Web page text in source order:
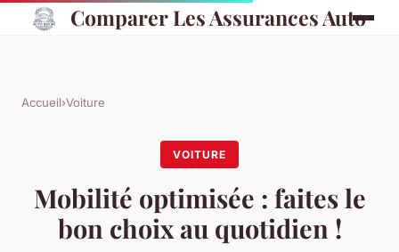
Comparer Les Assurances Auto
Accueil›Voiture
VOITURE
Mobilité optimisée : faites le
bon choix au quotidien !